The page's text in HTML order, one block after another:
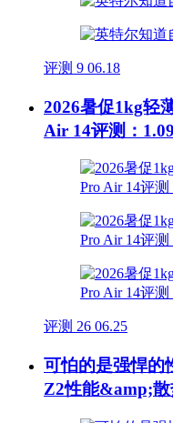
评测 9 06.18
2026暑促1kg轻
Air 14评测：
评测 26 06.25
可怕的是强悍的
Z2性能&amp;散